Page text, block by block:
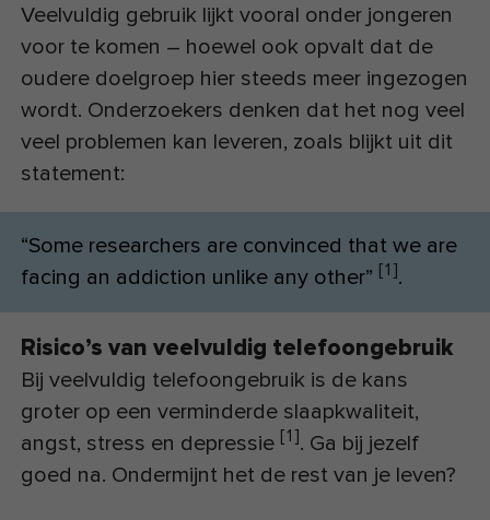
Veelvuldig gebruik lijkt vooral onder jongeren
voor te komen – hoewel ook opvalt dat de
oudere doelgroep hier steeds meer ingezogen
wordt. Onderzoekers denken dat het nog veel
veel problemen kan leveren, zoals blijkt uit dit
statement:
“Some researchers are convinced that we are
facing an addiction unlike any other” [1 ].
Risico’s van veelvuldig telefoongebruik
Bij veelvuldig telefoongebruik is de kans
groter op een verminderde slaapkwaliteit,
angst, stress en depressie [1]. Ga bij jezelf
goed na. Ondermijnt het de rest van je leven?